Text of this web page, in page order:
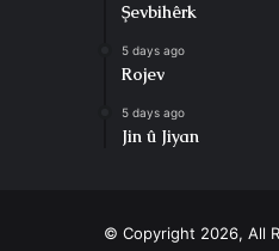
Şevbihêrk
5 days ago
Rojev
5 days ago
Jin û Jiyan
© Copyright 2026, All